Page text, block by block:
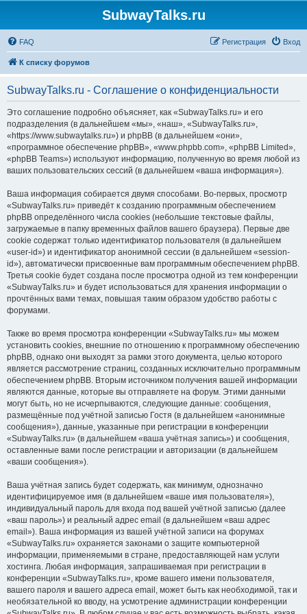
SubwayTalks.ru
FAQ Вход
Регистрация
К списку форумов
SubwayTalks.ru - Соглашение о конфиденциальности
Это соглашение подробно объясняет, как «SubwayTalks.ru» и его
подразделения (в дальнейшем «мы», «наш», «SubwayTalks.ru»,
«https://www.subwaytalks.ru») и phpBB (в дальнейшем «они»,
«программное обеспечение phpBB», «www.phpbb.com», «phpBB Limited»,
«phpBB Teams») используют информацию, полученную во время любой из
ваших пользовательских сессий (в дальнейшем «ваша информация»).
Ваша информация собирается двумя способами. Во-первых, просмотр
«SubwayTalks.ru» приведёт к созданию программным обеспечением
phpBB определённого числа cookies (небольшие текстовые файлы,
загружаемые в папку временных файлов вашего браузера). Первые две
cookie содержат только идентификатор пользователя (в дальнейшем
«user-id») и идентификатор анонимной сессии (в дальнейшем «session-
id»), автоматически присвоенные вам программным обеспечением phpBB.
Третья cookie будет создана после просмотра одной из тем конференции
«SubwayTalks.ru» и будет использоваться для хранения информации о
прочтённых вами темах, повышая таким образом удобство работы с
форумами.
Также во время просмотра конференции «SubwayTalks.ru» мы можем
установить cookies, внешние по отношению к программному обеспечению
phpBB, однако они выходят за рамки этого документа, целью которого
является рассмотрение страниц, созданных исключительно программным
обеспечением phpBB. Вторым источником получения вашей информации
являются данные, которые вы отправляете на форум. Этими данными
могут быть, но не исчерпываются, следующие данные: сообщения,
размещённые под учётной записью Гостя (в дальнейшем «анонимные
сообщения»), данные, указанные при регистрации в конференции
«SubwayTalks.ru» (в дальнейшем «ваша учётная запись») и сообщения,
оставленные вами после регистрации и авторизации (в дальнейшем
«ваши сообщения»).
Ваша учётная запись будет содержать, как минимум, однозначно
идентифицируемое имя (в дальнейшем «ваше имя пользователя»),
индивидуальный пароль для входа под вашей учётной записью (далее
«ваш пароль») и реальный адрес email (в дальнейшем «ваш адрес
email»). Ваша информация из вашей учётной записи на форумах
«SubwayTalks.ru» охраняется законами о защите компьютерной
информации, применяемыми в стране, предоставляющей нам услуги
хостинга. Любая информация, запрашиваемая при регистрации в
конференции «SubwayTalks.ru», кроме вашего имени пользователя,
вашего пароля и вашего адреса email, может быть как необходимой, так и
необязательной ко вводу, на усмотрение администрации конференции